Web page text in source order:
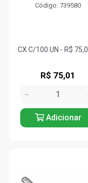
Código: 739580
R$ 75,01
Adicionar